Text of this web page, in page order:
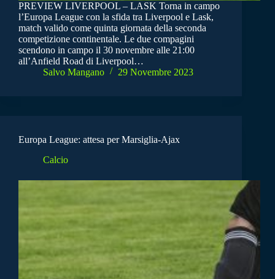
PREVIEW LIVERPOOL – LASK Torna in campo
l’Europa League con la sfida tra Liverpool e Lask,
match valido come quinta giornata della seconda
competizione continentale. Le due compagini
scendono in campo il 30 novembre alle 21:00
all’Anfield Road di Liverpool…
Salvo Mangano
29 Novembre 2023
Europa League: attesa per Marsiglia-Ajax
Calcio